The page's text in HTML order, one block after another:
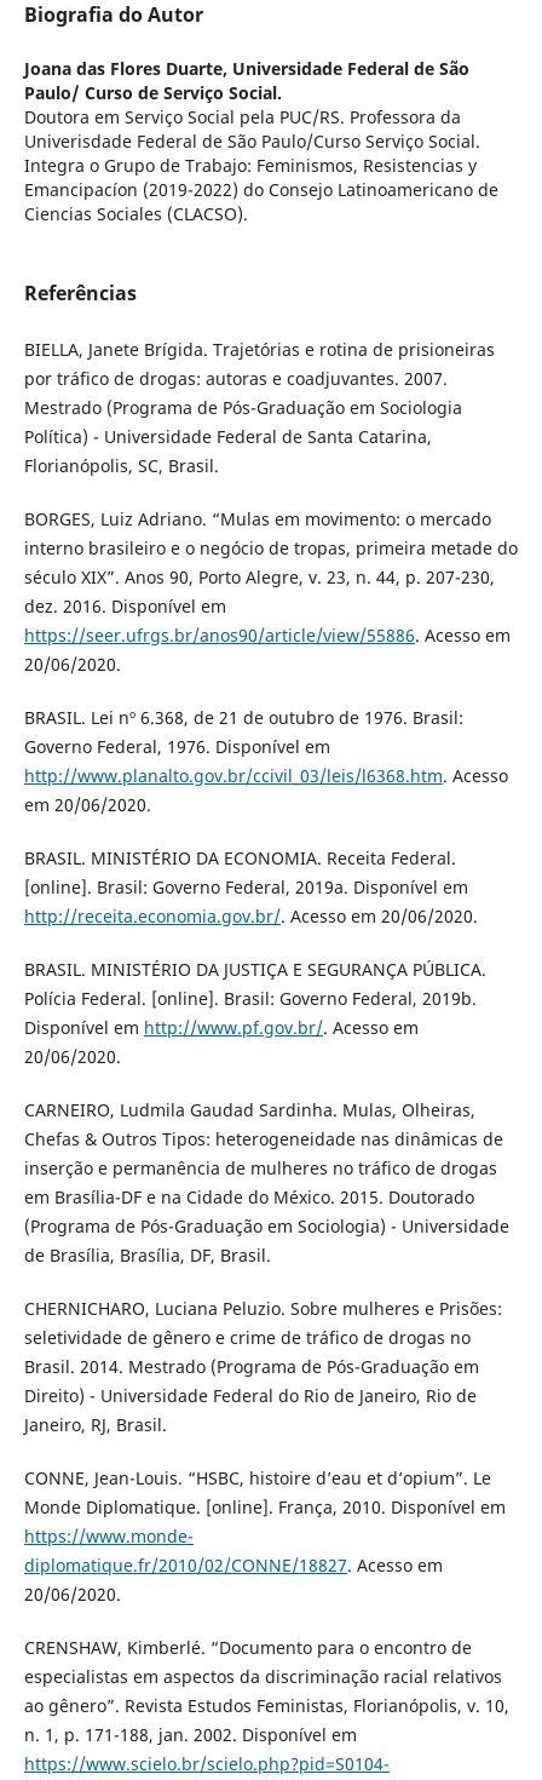
Biografia do Autor
Joana das Flores Duarte, Universidade Federal de São
Paulo/ Curso de Serviço Social.
Doutora em Serviço Social pela PUC/RS. Professora da
Univerisdade Federal de São Paulo/Curso Serviço Social.
Integra o Grupo de Trabajo: Feminismos, Resistencias y
Emancipacíon (2019-2022) do Consejo Latinoamericano de
Ciencias Sociales (CLACSO).
Referências
BIELLA, Janete Brígida. Trajetórias e rotina de prisioneiras
por tráfico de drogas: autoras e coadjuvantes. 2007.
Mestrado (Programa de Pós-Graduação em Sociologia
Política) - Universidade Federal de Santa Catarina,
Florianópolis, SC, Brasil.
BORGES, Luiz Adriano. “Mulas em movimento: o mercado
interno brasileiro e o negócio de tropas, primeira metade do
século XIX”. Anos 90, Porto Alegre, v. 23, n. 44, p. 207-230,
dez. 2016. Disponível em
https://seer.ufrgs.br/anos90/article/view/55886. Acesso em
20/06/2020.
BRASIL. Lei nº 6.368, de 21 de outubro de 1976. Brasil:
Governo Federal, 1976. Disponível em
http://www.planalto.gov.br/ccivil_03/leis/l6368.htm. Acesso
em 20/06/2020.
BRASIL. MINISTÉRIO DA ECONOMIA. Receita Federal.
[online]. Brasil: Governo Federal, 2019a. Disponível em
http://receita.economia.gov.br/. Acesso em 20/06/2020.
BRASIL. MINISTÉRIO DA JUSTIÇA E SEGURANÇA PÚBLICA.
Polícia Federal. [online]. Brasil: Governo Federal, 2019b.
Disponível em http://www.pf.gov.br/. Acesso em
20/06/2020.
CARNEIRO, Ludmila Gaudad Sardinha. Mulas, Olheiras,
Chefas & Outros Tipos: heterogeneidade nas dinâmicas de
inserção e permanência de mulheres no tráfico de drogas
em Brasília-DF e na Cidade do México. 2015. Doutorado
(Programa de Pós-Graduação em Sociologia) - Universidade
de Brasília, Brasília, DF, Brasil.
CHERNICHARO, Luciana Peluzio. Sobre mulheres e Prisões:
seletividade de gênero e crime de tráfico de drogas no
Brasil. 2014. Mestrado (Programa de Pós-Graduação em
Direito) - Universidade Federal do Rio de Janeiro, Rio de
Janeiro, RJ, Brasil.
CONNE, Jean-Louis. “HSBC, histoire d’eau et d’opium”. Le
Monde Diplomatique. [online]. França, 2010. Disponível em
https://www.monde-
diplomatique.fr/2010/02/CONNE/18827. Acesso em
20/06/2020.
CRENSHAW, Kimberlé. “Documento para o encontro de
especialistas em aspectos da discriminação racial relativos
ao gênero”. Revista Estudos Feministas, Florianópolis, v. 10,
n. 1, p. 171-188, jan. 2002. Disponível em
https://www.scielo.br/scielo.php?pid=S0104-